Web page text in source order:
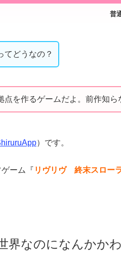
てどうなの？
点を作るゲームだよ。前作知
）です。
ーム『 リヴリヴ 終末スロー
界なのになんかか